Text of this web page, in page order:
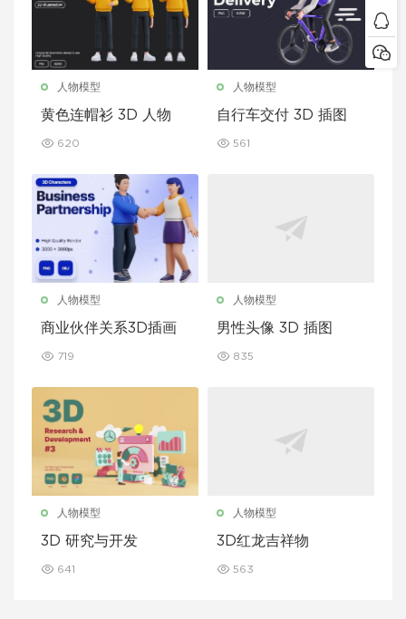
人物模型
黄色连帽衫 3D 人物
620
人物模型
自行车交付 3D 插图
561
人物模型
商业伙伴关系3D插画
719
人物模型
男性头像 3D 插图
835
人物模型
3D 研究与开发
641
人物模型
3D红龙吉祥物
563